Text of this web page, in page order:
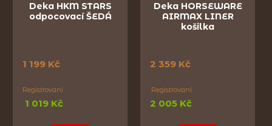
Deka HKM STARS
odpocovací ŠEDÁ
1 199 Kč
Registrovaní
1 019 Kč
Deka HORSEWARE
AIRMAX LINER
košilka
2 359 Kč
Registrovaní
2 005 Kč